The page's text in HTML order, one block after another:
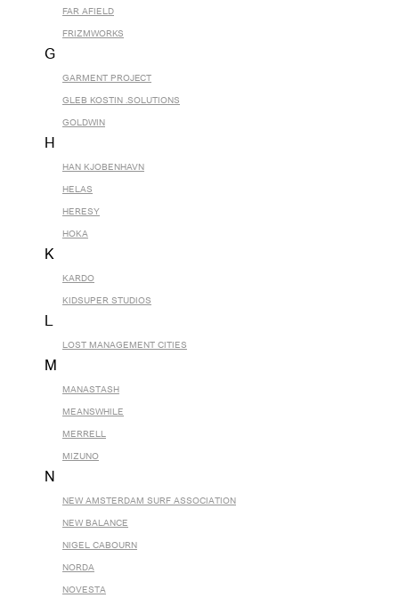
FAR AFIELD
FRIZMWORKS
G
GARMENT PROJECT
GLEB KOSTIN .SOLUTIONS
GOLDWIN
H
HAN KJOBENHAVN
HELAS
HERESY
HOKA
K
KARDO
KIDSUPER STUDIOS
L
LOST MANAGEMENT CITIES
M
MANASTASH
MEANSWHILE
MERRELL
MIZUNO
N
NEW AMSTERDAM SURF ASSOCIATION
NEW BALANCE
NIGEL CABOURN
NORDA
NOVESTA